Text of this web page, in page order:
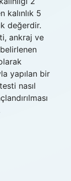
kalınlık 5
değerdir.
ankraj ve
yapılan bir
nasıl